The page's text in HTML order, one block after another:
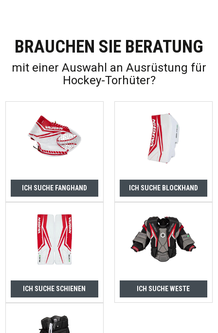
BRAUCHEN SIE BERATUNG
mit einer Auswahl an Ausrüstung für
Hockey-Torhüter?
ICH SUCHE FANGHAND ICH SUCHE BLOCKHAND
ICH SUCHE SCHIENEN ICH SUCHE WESTE